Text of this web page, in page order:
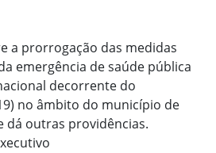
a prorrogação das medidas
emergência de saúde pública
decorrente do
no âmbito do município de
dá outras providências.